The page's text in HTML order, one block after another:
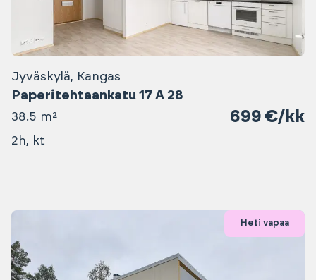
Jyväskylä, Kangas
Paperitehtaankatu 17 A 28
38.5 m² 699 €/kk
2h, kt
Heti vapaa